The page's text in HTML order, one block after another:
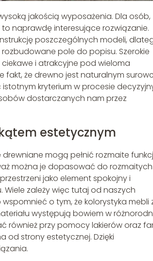
jakością wyposażenia. Dla osób,
naprawdę interesujące rozwiązanie.
poszczególnych modeli,
pole do popisu. Szerokie
i atrakcyjne pod wieloma
że drewno jest naturalnym
kryterium w procesie
dostarczanych nam przez
estetycznym
mogą pełnić rozmaite
można je dopasować do rozmaitych
jako element spokojny i
zależy więc tutaj od naszych
o tym, że kolorystyka mebli
występują bowiem w
również przy pomocy lakierów oraz
od strony estetycznej. Dzięki